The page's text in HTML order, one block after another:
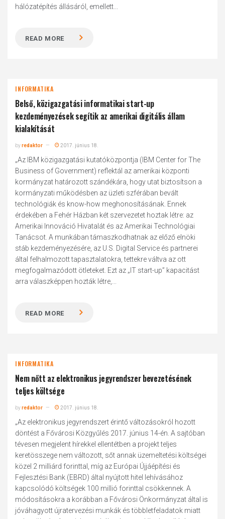
hálózatépítés állásáról, emellett...
READ MORE
INFORMATIKA
Belső, közigazgatási informatikai start-up
kezdeményezések segítik az amerikai digitális állam
kialakítását
byredaktor 2017. június 18.
„Az IBM közigazgatási kutatóközpontja (IBM Center for The
Business of Government) reflektál az amerikai központi
kormányzat határozott szándékára, hogy utat biztosítson a
kormányzati működésben az üzleti szférában bevált
technológiák és know-how meghonosításának. Ennek
érdekében a Fehér Házban két szervezetet hoztak létre: az
Amerikai Innováció Hivatalát és az Amerikai Technológiai
Tanácsot. A munkában támaszkodhatnak az előző elnöki
stáb kezdeményezésére, az U.S. Digital Service és partnerei
által felhalmozott tapasztalatokra, tettekre váltva az ott
megfogalmazódott ötleteket. Ezt az „IT start-up” kapacitást
arra válaszképpen hozták létre,...
READ MORE
INFORMATIKA
Nem nőtt az elektronikus jegyrendszer bevezetésének
teljes költsége
byredaktor 2017. június 18.
„Az elektronikus jegyrendszert érintő változásokról hozott
döntést a Fővárosi Közgyűlés 2017. június 14-én. A sajtóban
tévesen megjelent hírekkel ellentétben a projekt teljes
keretösszege nem változott, sőt annak üzemeltetési költségei
közel 2 milliárd forinttal, míg az Európai Újjáépítési és
Fejlesztési Bank (EBRD) által nyújtott hitel lehívásához
kapcsolódó költségek 100 millió forinttal csökkennek. A
módosításokra a korábban a Fővárosi Önkormányzat által is
jóváhagyott újratervezési munkák és többletfeladatok miatt